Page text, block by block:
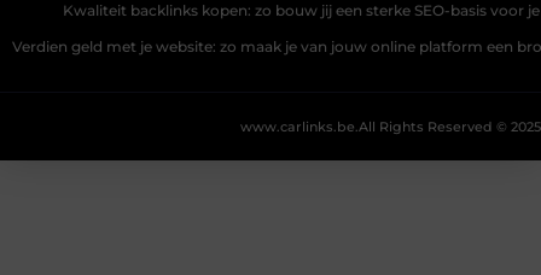
Kwaliteit backlinks kopen: zo bouw jij een sterke SEO-basis voor
Verdien geld met je website: zo maak je van jouw online platform een
All Rights Reserved © 2025
www.carlinks.be.